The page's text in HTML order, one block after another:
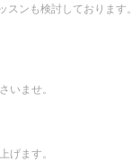
スンも検討しております
いませ。
げます。